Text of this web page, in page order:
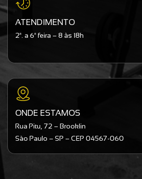
ATENDIMENTO
2ª. a 6ª feira – 8 às 18h
ONDE ESTAMOS
Rua Pitu, 72 – Brooklin
São Paulo – SP – CEP 04567-060